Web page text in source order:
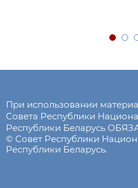
При использовании
Совета Республики
Республики Беларусь
© Совет Республики
Республики Беларусь.